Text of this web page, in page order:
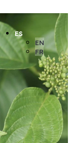
ES
EN
FR